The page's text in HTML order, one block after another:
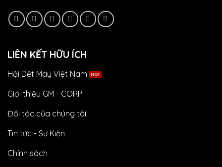
LIÊN KẾT HỮU ÍCH
Hội Dệt May Việt Nam
Giới thiệu GM - CORP.
Đối tác của chúng tôi
Tin tức - Sự Kiện
Chính sách